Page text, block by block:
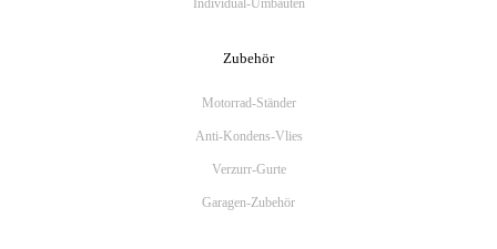
Individual-Umbauten
Zubehör
Motorrad-Ständer
Anti-Kondens-Vlies
Verzurr-Gurte
Garagen-Zubehör